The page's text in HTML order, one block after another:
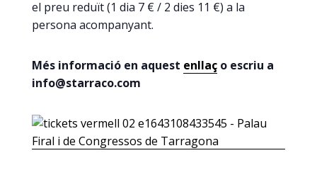
el preu reduït (1 dia 7 € / 2 dies 11 €) a la
persona acompanyant.
Més informació en aquest enllaço escriu a
info@starraco.com